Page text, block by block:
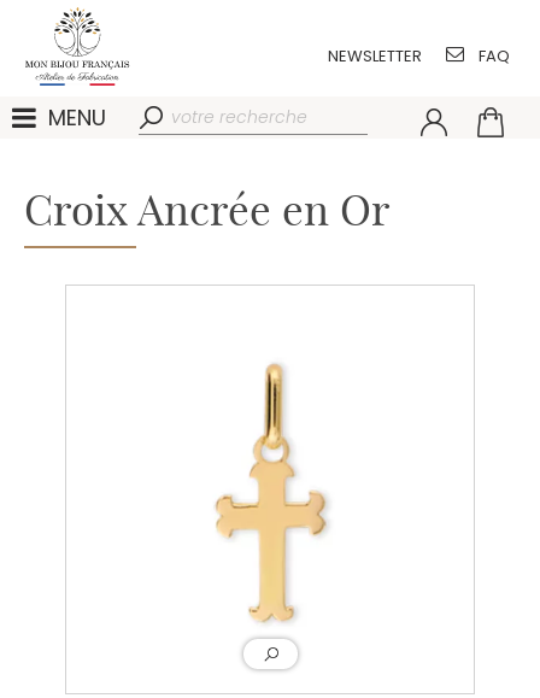
NEWSLETTER FAQ
MENU
Croix Ancrée en Or